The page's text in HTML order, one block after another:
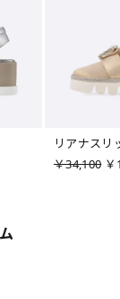
リアナスリ
￥34,100